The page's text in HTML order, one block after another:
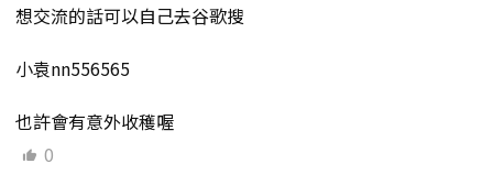
想交流的話可以自己去谷歌搜
小袁nn556565
也許會有意外收穫喔
0